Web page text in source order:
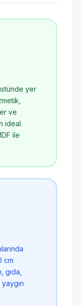
yer
ve
ideal.
ile
cm
gıda,